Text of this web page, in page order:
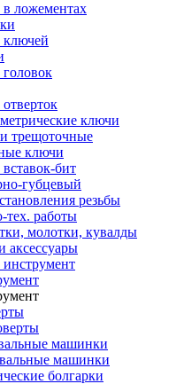
ложементах
ключи
трещоточные
ключи
бит
губцевый
резьбы
тех. работы
молотки, кувалды
аксессуары
машинки
машинки
болгарки